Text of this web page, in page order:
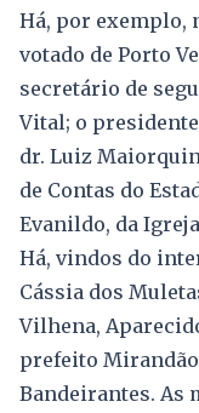
Há, por exemplo,
votado de Porto
secretário de
Vital; o
dr. Luiz
de Contas do
Evanildo, da
Há, vindos do
Cássia dos
Vilhena,
prefeito
Bandeirantes. As